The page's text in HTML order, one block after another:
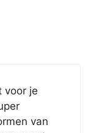
voor je
van